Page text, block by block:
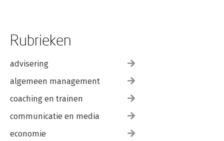
Rubrieken
advisering
algemeen management
coaching en trainen
communicatie en media
economie